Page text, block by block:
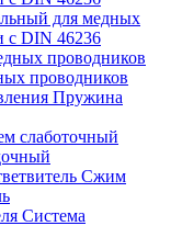
для медных
с DIN 46236
проводников
Пружина
слаботочный
Сжим
Система